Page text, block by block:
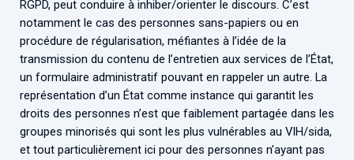
RGPD, peut conduire à inhiber/orienter le discours. C’est
notamment le cas des personnes sans-papiers ou en
procédure de régularisation, méfiantes à l’idée de la
transmission du contenu de l’entretien aux services de l’État,
un formulaire administratif pouvant en rappeler un autre. La
représentation d’un État comme instance qui garantit les
droits des personnes n’est que faiblement partagée dans les
groupes minorisés qui sont les plus vulnérables au VIH/sida,
et tout particulièrement ici pour des personnes n’ayant pas